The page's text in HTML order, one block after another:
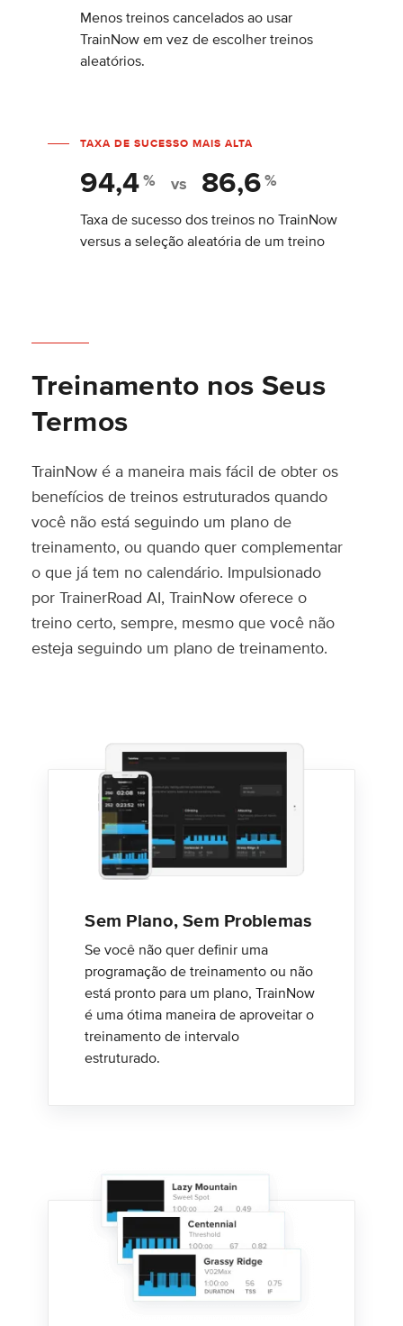
Menos treinos cancelados ao usar
TrainNow em vez de escolher treinos
aleatórios.
TAXA DE SUCESSO MAIS ALTA
94,4% vs 86,6%
Taxa de sucesso dos treinos no TrainNow
versus a seleção aleatória de um treino
Treinamento nos Seus
Termos
TrainNow é a maneira mais fácil de obter os
benefícios de treinos estruturados quando
você não está seguindo um plano de
treinamento, ou quando quer complementar
o que já tem no calendário. Impulsionado
por TrainerRoad AI, TrainNow oferece o
treino certo, sempre, mesmo que você não
esteja seguindo um plano de treinamento.
Sem Plano, Sem Problemas
Se você não quer definir uma
programação de treinamento ou não
está pronto para um plano, TrainNow
é uma ótima maneira de aproveitar o
treinamento de intervalo
estruturado.